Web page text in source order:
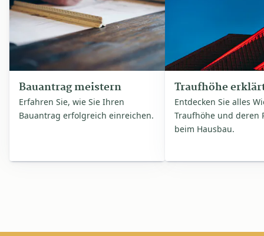
Bauantrag meistern
Erfahren Sie, wie Sie Ihren
Bauantrag erfolgreich einreichen.
Traufhöhe
Entdecken Sie alles
Traufhöhe und deren
beim Hausbau.